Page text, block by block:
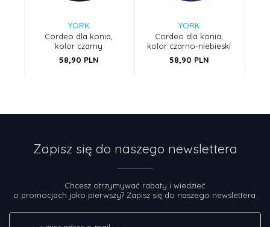
YORK
Cordeo dla konia,
kolor czarny
58,90 PLN
YORK
Cordeo dla konia,
kolor czarno-niebieski
58,90 PLN
Zapisz się do naszego newslettera
Chcesz otrzymywać rabaty i wiedzieć
o promocjach jako pierwszy? Zapisz się do naszego newslettera.